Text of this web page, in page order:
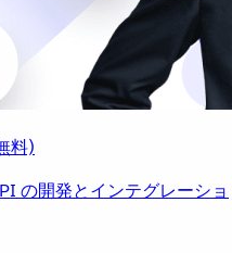
料)
の開発とインテグレーショ